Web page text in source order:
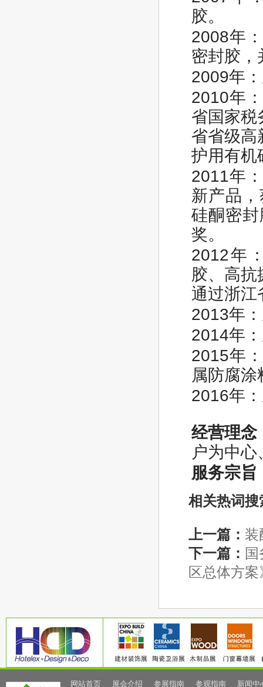
胶。
2008年
密封胶，
2009年
2010年
省国家税
省省级高
护用有机
2011年
新产品
硅酮密
奖。
2012年
胶、高抗
通过浙江
2013年
2014年
2015年
属防腐涂
2016年
经营理念
户为中
服务宗旨
相关热词搜
上一篇： 装
下一篇：
区总体方案
网站首页 展会介绍 参展指南 参观指南
新闻中